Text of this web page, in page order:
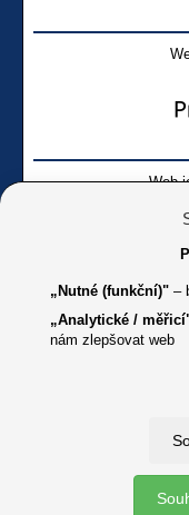
Web
K jakémukoliv užití
Copyright
„Nutné (funkční)" –
„Analytické /
nám zlepšovat web